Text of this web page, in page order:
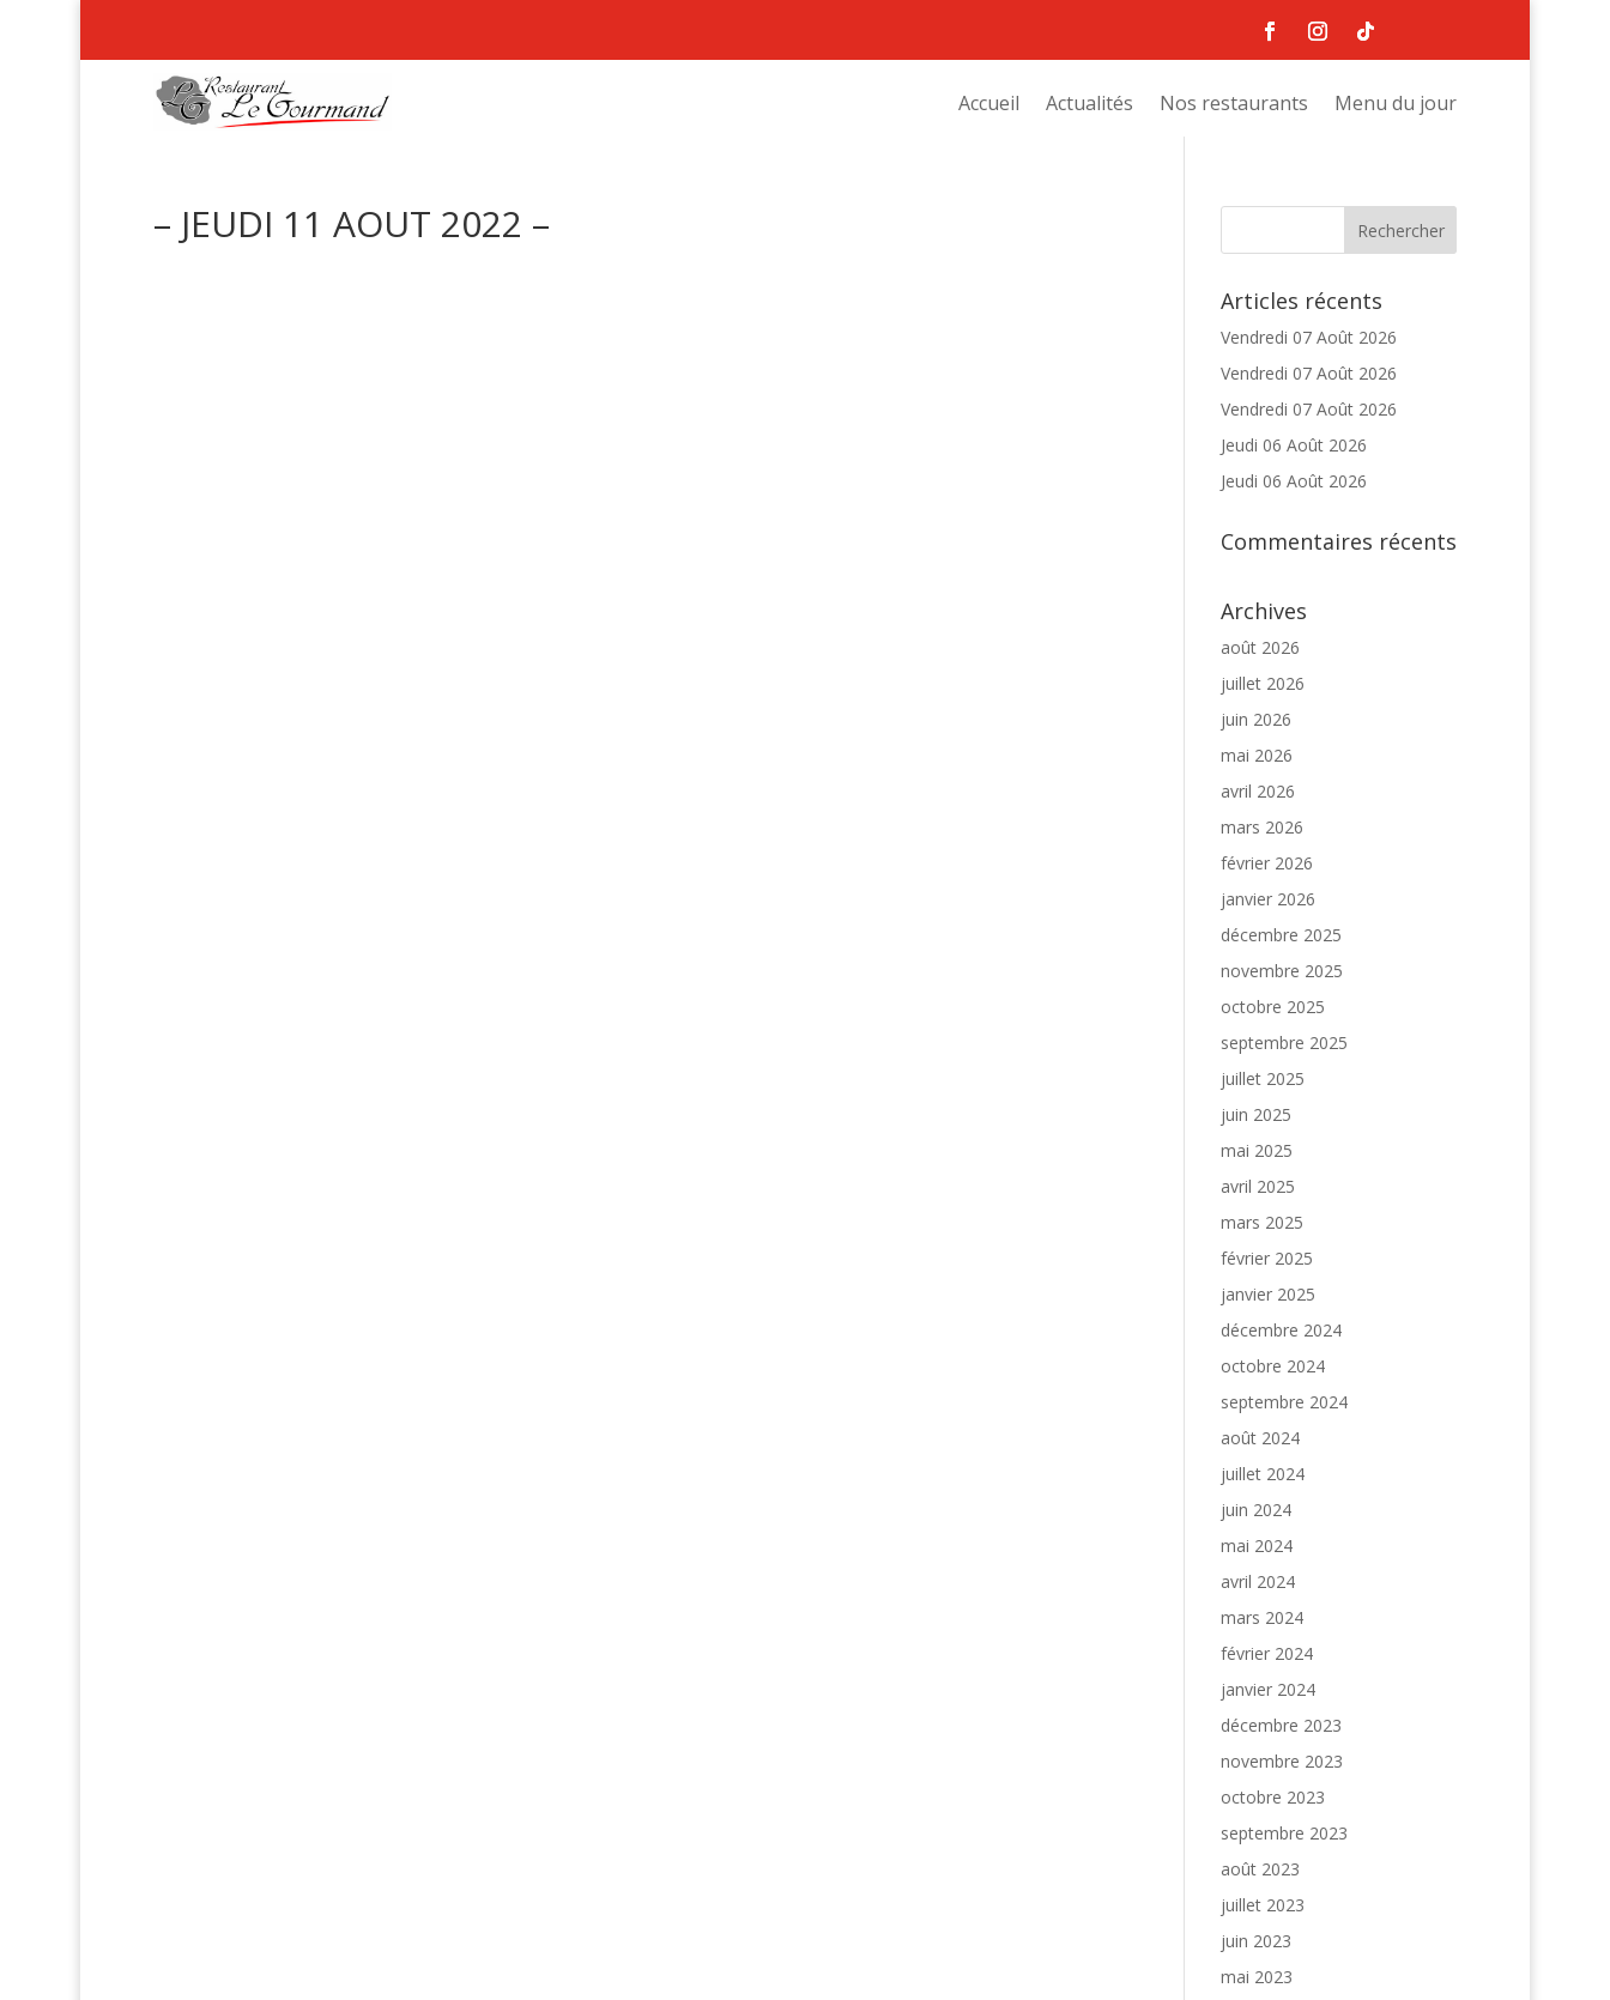
Accueil Actualités Nos restaurants Menu du jour
– JEUDI 11 AOUT 2022 –
Articles récents
Vendredi 07 Août 2026
Vendredi 07 Août 2026
Vendredi 07 Août 2026
Jeudi 06 Août 2026
Jeudi 06 Août 2026
Commentaires récents
Archives
août 2026
juillet 2026
juin 2026
mai 2026
avril 2026
mars 2026
février 2026
janvier 2026
décembre 2025
novembre 2025
octobre 2025
septembre 2025
juillet 2025
juin 2025
mai 2025
avril 2025
mars 2025
février 2025
janvier 2025
décembre 2024
octobre 2024
septembre 2024
août 2024
juillet 2024
juin 2024
mai 2024
avril 2024
mars 2024
février 2024
janvier 2024
décembre 2023
novembre 2023
octobre 2023
septembre 2023
août 2023
juillet 2023
juin 2023
mai 2023